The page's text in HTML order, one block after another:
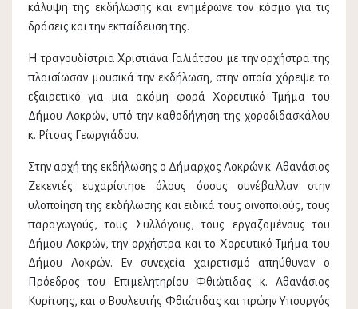
κάλυψη της εκδήλωσης και ενημέρωνε τον κόσμο για τις
δράσεις και την εκπαίδευση της.
Η τραγουδίστρια Χριστιάνα Γαλιάτσου με την ορχήστρα της
πλαισίωσαν μουσικά την εκδήλωση, στην οποία χόρεψε το
εξαιρετικό για μια ακόμη φορά Χορευτικό Τμήμα του
Δήμου Λοκρών, υπό την καθοδήγηση της χοροδιδασκάλου
κ. Ρίτσας Γεωργιάδου.
Στην αρχή της εκδήλωσης ο Δήμαρχος Λοκρών κ. Αθανάσιος
Ζεκεντές ευχαρίστησε όλους όσους συνέβαλλαν στην
υλοποίηση της εκδήλωσης και ειδικά τους οινοποιούς, τους
παραγωγούς, τους Συλλόγους, τους εργαζομένους του
Δήμου Λοκρών, την ορχήστρα και το Χορευτικό Τμήμα του
Δήμου Λοκρών. Εν συνεχεία χαιρετισμό απηύθυναν ο
Πρόεδρος του Επιμελητηρίου Φθιώτιδας κ. Αθανάσιος
Κυρίτσης, και ο Βουλευτής Φθιώτιδας και πρώην Υπουργός